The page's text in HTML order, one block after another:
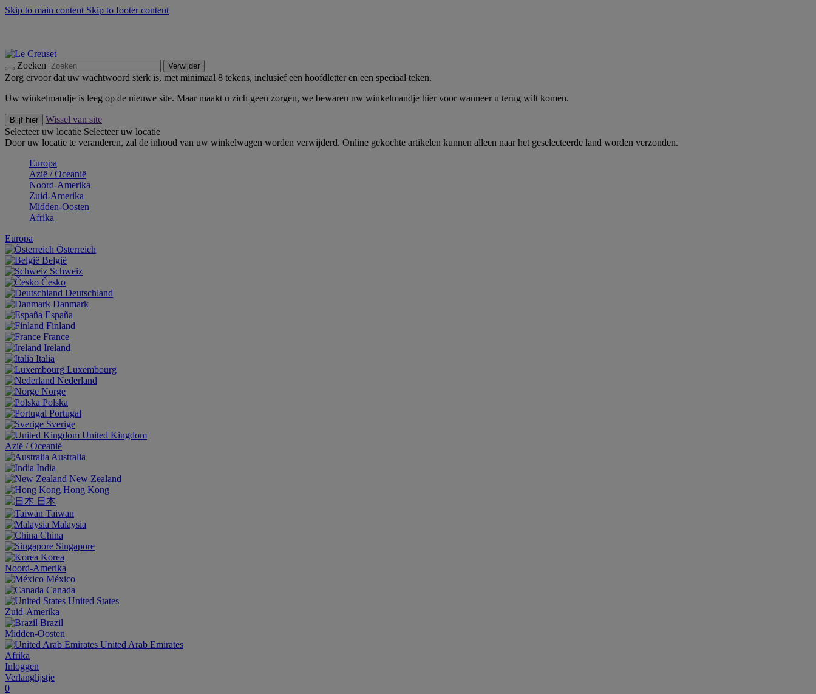
Skip to main content Skip to footer content
Zoeken Verwijder
Zorg ervoor dat uw wachtwoord sterk is, met minimaal 8 tekens, inclusief een hoofdletter en een speciaal teken.
Uw winkelmandje is leeg op de nieuwe site. Maar maakt u zich geen zorgen, we bewaren uw winkelmandje hier voor wanneer u terug wilt komen.
Blijf hier
Wissel van site
Selecteer uw locatie Selecteer uw locatie
Door uw locatie te veranderen, zal de inhoud van uw winkelwagen worden verwijderd. Online gekochte artikelen kunnen alleen naar het geselecteerde land worden verzonden.
Europa
Aziё / Oceaniё
Noord-Amerika
Zuid-Amerika
Midden-Oosten
Afrika
Europa
Österreich
België
Schweiz
Česko
Deutschland
Danmark
España
Finland
France
Ireland
Italia
Luxembourg
Nederland
Norge
Polska
Portugal
Sverige
United Kingdom
Aziё / Oceaniё
Australia
India
New Zealand
Hong Kong
日本
Taiwan
Malaysia
China
Singapore
Korea
Noord-Amerika
México
Canada
United States
Zuid-Amerika
Brazil
Midden-Oosten
United Arab Emirates
Afrika
Inloggen
Verlanglijstje
0